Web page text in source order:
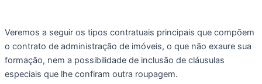
Veremos a seguir os tipos contratuais principais que compõem
o contrato de administração de imóveis, o que não exaure sua
formação, nem a possibilidade de inclusão de cláusulas
especiais que lhe confiram outra roupagem.